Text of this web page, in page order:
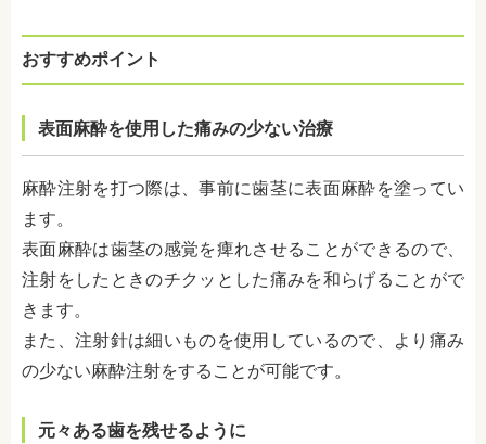
おすすめポイント
表面麻酔を使用した痛みの少ない治療
麻酔注射を打つ際は、事前に歯茎に表面麻酔を塗ってい
ます。
表面麻酔は歯茎の感覚を痺れさせることができるので、
注射をしたときのチクッとした痛みを和らげることがで
きます。
また、注射針は細いものを使用しているので、より痛み
の少ない麻酔注射をすることが可能です。
元々ある歯を残せるように